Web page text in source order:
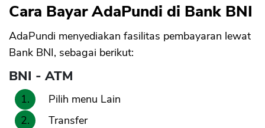
Cara Bayar AdaPundi di Bank BNI
AdaPundi menyediakan fasilitas pembayaran lewat
Bank BNI, sebagai berikut:
BNI - ATM
Pilih menu Lain
Transfer